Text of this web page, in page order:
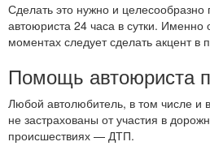
Сделать это нужно и целесообразно
автоюриста 24 часа в сутки. Именно
моментах следует сделать акцент в
Помощь автоюриста
Любой автолюбитель, в том числе и
не застрахованы от участия в
происшествиях — ДТП.